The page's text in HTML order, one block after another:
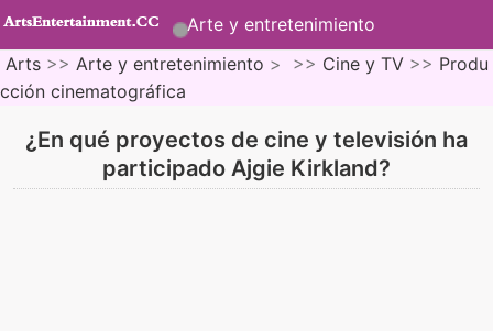
Arte y entretenimiento
Arts >> Arte y entretenimiento > >> Cine y TV >> Produ
cción cinematográfica
¿En qué proyectos de cine y televisión ha
participado Ajgie Kirkland?